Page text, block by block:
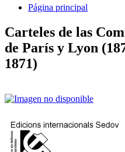
Página principal
Carteles de las
de París y Lyon
1871)